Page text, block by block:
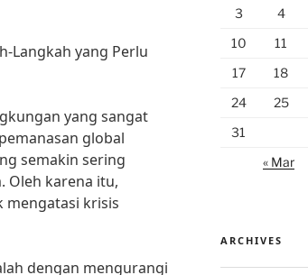
Langkah yang Perlu
yang sangat
global
semakin sering
Oleh karena itu,
mengatasi krisis
dengan mengurangi
3
4
10
11
17
18
24
25
31
« Mar
ARCHIVES